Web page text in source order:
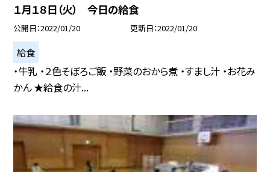
１月１８日（火） 今日の給食
公開日 2022/01/20 更新日 2022/01/20
給食
・牛乳 ・２色そぼろご飯 ・野菜のおから煮 ・すまし汁 ・お花み
かん ★給食の汁...